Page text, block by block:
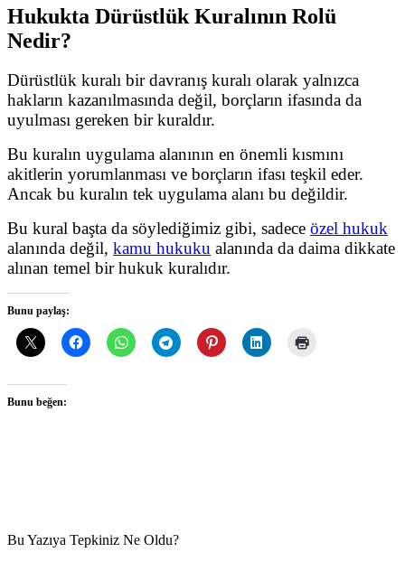
Hukukta Dürüstlük Kuralının Rolü
Nedir?
Dürüstlük kuralı bir davranış kuralı olarak yalnızca
hakların kazanılmasında değil, borçların ifasında da
uyulması gereken bir kuraldır.
Bu kuralın uygulama alanının en önemli kısmını
akitlerin yorumlanması ve borçların ifası teşkil eder.
Ancak bu kuralın tek uygulama alanı bu değildir.
Bu kural başta da söylediğimiz gibi, sadece özel hukuk
alanında değil, kamu hukuku alanında da daima dikkate
alınan temel bir hukuk kuralıdır.
Bunu paylaş:
Bunu beğen:
Bu Yazıya Tepkiniz Ne Oldu?